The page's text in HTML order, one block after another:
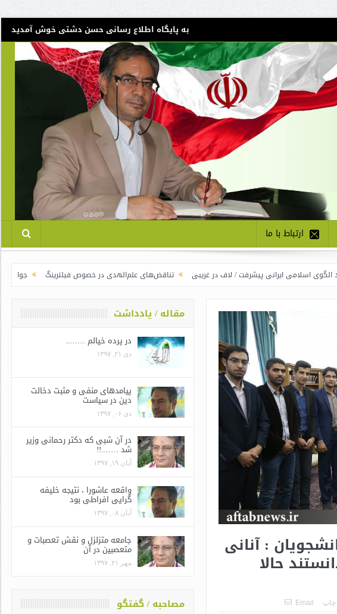
به پایگاه اطلاع رسانی حسن دشتی خوش آمدید
ارتباط با ما
پیشرفت / لاف در غریبی تناقض‌های علم‌الهدی در خصوص فیلترینگ جوانگرایی به سبک
: آنانی
حالا
چاپ Email
مقاله / یادداشت
در پرده خیالم ……..
دی ۲۱, ۱۳۹۷
پیامدهای منفی و مثبت دخالت
دین در سیاست
دی ۰۶, ۱۳۹۷
در آن شبی که دکتر رحمانی وزیر
شد …….!!
آبان ۱۹, ۱۳۹۷
واقعه عاشورا ، نتیجه خلیفه
گرایی افراطی بود
آبان ۰۸, ۱۳۹۷
جامعه متزلزل و نقش تعصبات و
متعصبین در آن
مهر ۲۱, ۱۳۹۷
مصاحبه / گفتگو